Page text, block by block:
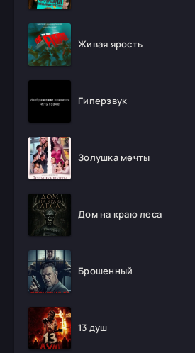
Живая ярость
Гиперзвук
Золушка мечты
Дом на краю леса
Брошенный
13 душ